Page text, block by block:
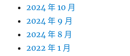
2024 年 10 月
2024 年 9 月
2024 年 8 月
2022 年 1 月